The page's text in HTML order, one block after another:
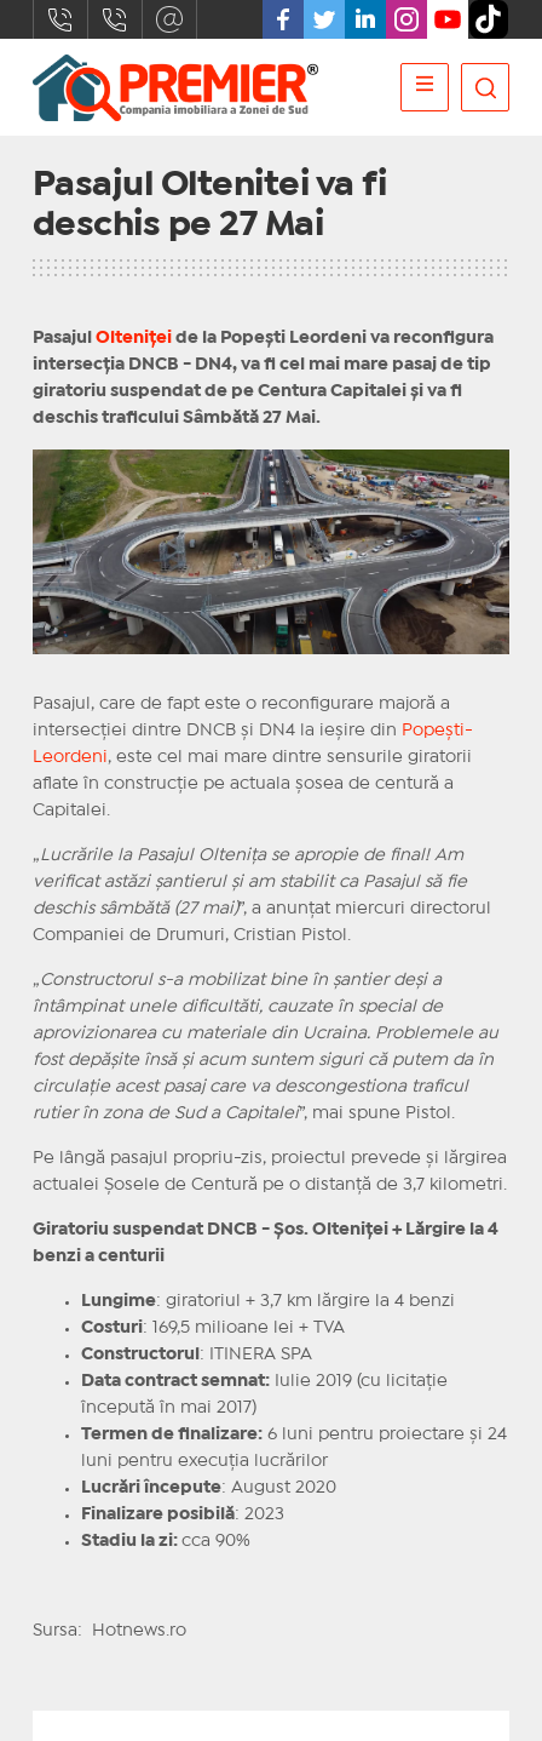
Pasajul Oltenitei va fi
deschis pe 27 Mai
Pasajul Oltenițeide la Popești Leordeni va reconfigura
intersecția DNCB - DN4, va fi cel mai mare pasaj de tip
giratoriu suspendat de pe Centura Capitalei și va fi
deschis traficului Sâmbătă 27 Mai.
Pasajul, care de fapt este o reconfigurare majoră a
intersecției dintre DNCB și DN4 la ieșire din Popești-
Leordeni , este cel mai mare dintre sensurile giratorii
aflate în construcție pe actuala șosea de centură a
Capitalei.
„Lucrările la Pasajul Oltenița se apropie de final! Am
verificat astăzi șantierul și am stabilit ca Pasajul să fie
deschis sâmbătă (27 mai)”, a anunțat miercuri directorul
Companiei de Drumuri, Cristian Pistol.
„Constructorul s-a mobilizat bine în șantier deși a
întâmpinat unele dificultăti, cauzate în special de
aprovizionarea cu materiale din Ucraina. Problemele au
fost depășite însă și acum suntem siguri că putem da în
circulație acest pasaj care va descongestiona traficul
rutier în zona de Sud a Capitalei”, mai spune Pistol.
Pe lângă pasajul propriu-zis, proiectul prevede și lărgirea
actualei Șosele de Centură pe o distanță de 3,7 kilometri.
Giratoriu suspendat DNCB - Șos. Olteniței + Lărgire la 4
benzi a centurii
Lungime: giratoriul + 3,7 km lărgire la 4 benzi
Costuri : 169,5 milioane lei + TVA
Constructorul : ITINERA SPA
Data contract semnat:Iulie 2019 (cu licitație
începută în mai 2017)
Termen de finalizare:6 luni pentru proiectare și 24
luni pentru execuția lucrărilor
Lucrări începute: August 2020
Finalizare posibilă: 2023
Stadiu la zi: cca 90%
Sursa: Hotnews.ro